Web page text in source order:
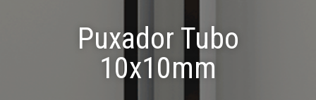
Puxador Tubo
10x10mm